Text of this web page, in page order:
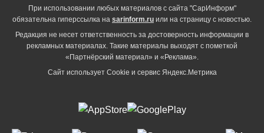
При использовании любых материалов с сайта "СарИнформ"
обязательна гиперссылка на sarinform.ru или на страницу с новостью.
Редакция не несет ответственность за достоверность информации в
рекламных материалах. Такие материалы выходят с пометкой
«Партнёрский материал» и «Реклама».
Сайт использует Cookie и сервиc Яндекс.Метрика